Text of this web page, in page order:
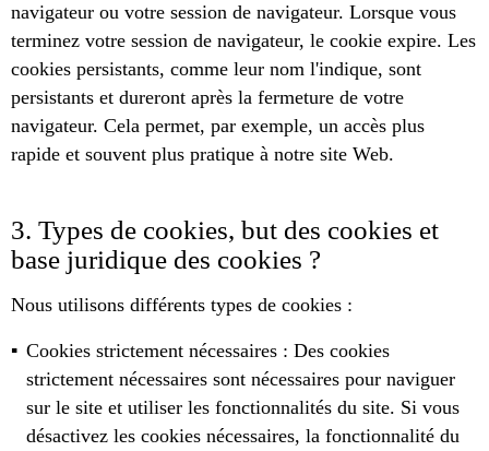
navigateur ou votre session de navigateur. Lorsque vous
terminez votre session de navigateur, le cookie expire. Les
cookies persistants, comme leur nom l'indique, sont
persistants et dureront après la fermeture de votre
navigateur. Cela permet, par exemple, un accès plus
rapide et souvent plus pratique à notre site Web.
3. Types de cookies, but des cookies et
base juridique des cookies ?
Nous utilisons différents types de cookies :
Cookies strictement nécessaires : Des cookies
strictement nécessaires sont nécessaires pour naviguer
sur le site et utiliser les fonctionnalités du site. Si vous
désactivez les cookies nécessaires, la fonctionnalité du